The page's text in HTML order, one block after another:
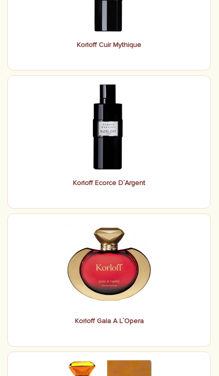
Korloff Cuir Mythique
Korloff Ecorce D`Аrgent
Korloff Gala A L`Opera